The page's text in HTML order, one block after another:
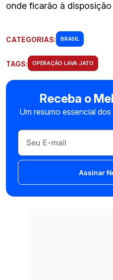
onde ficarão à
CATEGORIAS: BRASIL
TAGS: OPERAÇÃO LAVA JATO
Receba o
Um resumo essencial
Assinar